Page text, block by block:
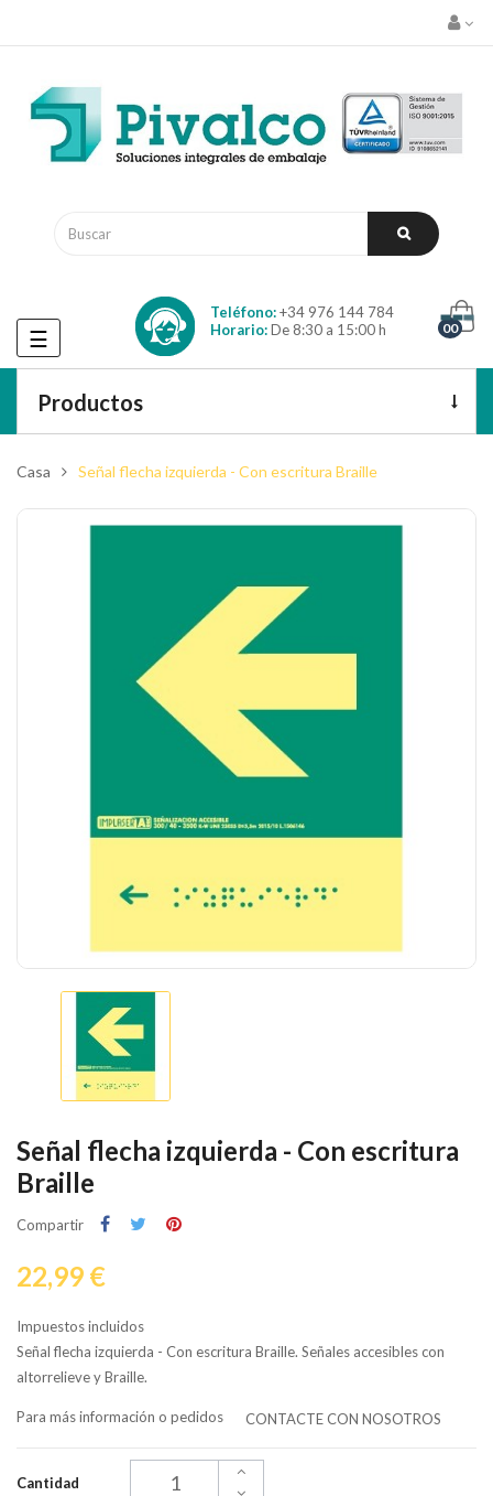
Teléfono:+34 976 144 784
Horario:De 8:30 a 15:00 h 00
Productos
Navegación
de
☰
Casa Señal flecha izquierda - Con escritura Braille
Señal flecha izquierda - Con escritura
Braille
Compartir
22,99 €
Impuestos incluidos
Señal flecha izquierda - Con escritura Braille. Señales accesibles con
altorrelieve y Braille.
Para más información o pedidos CONTACTE CON NOSOTROS
Cantidad